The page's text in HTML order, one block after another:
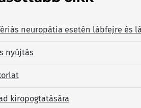
neuropátia esetén lábfejre és
nyújtás
kiropogtatására